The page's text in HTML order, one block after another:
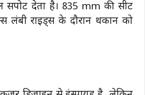
देता है। 835 mm की सीट
लंबी राइड्स के दौरान थकान को